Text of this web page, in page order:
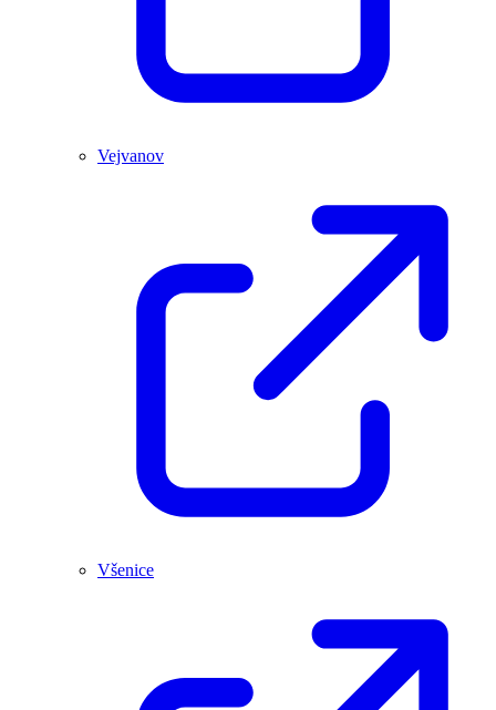
Vejvanov
Všenice